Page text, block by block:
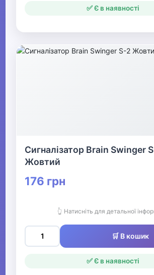
✅ Є в наявності
Сигналізатор Brain Swinger
Жовтий
176 грн
👆 Натисніть для детальної
🛒 В кошик
✅ Є в наявності